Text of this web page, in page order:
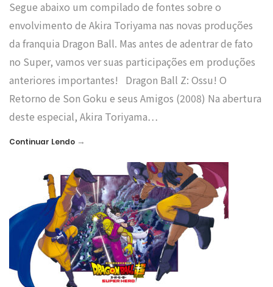
Segue abaixo um compilado de fontes sobre o
envolvimento de Akira Toriyama nas novas produções
da franquia Dragon Ball. Mas antes de adentrar de fato
no Super, vamos ver suas participações em produções
anteriores importantes! Dragon Ball Z: Ossu! O
Retorno de Son Goku e seus Amigos (2008) Na abertura
deste especial, Akira Toriyama…
Continuar Lendo →